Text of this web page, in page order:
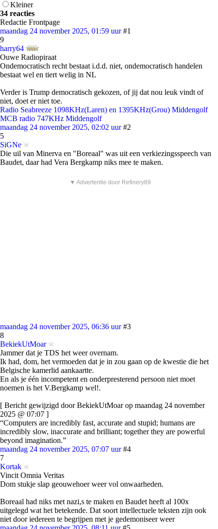
Kleiner
34 reacties
Redactie Frontpage
maandag 24 november 2025, 01:59 uur #1
9
harry64
Ouwe Radiopiraat
Ondemocratisch recht bestaat i.d.d. niet, ondemocratisch handelen
bestaat wel en tiert welig in NL
Verder is Trump democratisch gekozen, of jij dat nou leuk vindt of
niet, doet er niet toe.
Radio Seabreeze 1098KHz(Laren) en 1395KHz(Grou) Middengolf
MCB radio 747KHz Middengolf
maandag 24 november 2025, 02:02 uur #2
5
SiGNe
Die uil van Minerva en "Boreaal" was uit een verkiezingsspeech van
Baudet, daar had Vera Bergkamp niks mee te maken.
▼ Advertentie door Refinery89
maandag 24 november 2025, 06:36 uur #3
8
BekiekUtMoar
Jammer dat je TDS het weer overnam.
Ik had, dom, het vermoeden dat je in zou gaan op de kwestie die het
Belgische kamerlid aankaartte.
En als je één incompetent en onderpresterend persoon niet moet
noemen is het V.Bergkamp wel!.
[ Bericht gewijzigd door BekiekUtMoar op maandag 24 november
2025 @ 07:07 ]
“Computers are incredibly fast, accurate and stupid; humans are
incredibly slow, inaccurate and brilliant; together they are powerful
beyond imagination.”
maandag 24 november 2025, 07:07 uur #4
7
Kortak
Vincit Omnia Veritas
Dom stukje slap geouwehoer weer vol onwaarheden.
Boreaal had niks met nazi,s te maken en Baudet heeft al 100x
uitgelegd wat het betekende. Dat soort intellectuele teksten zijn ook
niet door iedereen te begrijpen met je gedemoniseer weer